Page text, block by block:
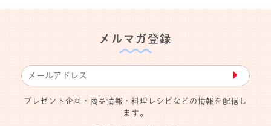
メルマガ登録
▶︎
プレゼント企画・商品情報・料理レシピなどの情報を配信し
ます。